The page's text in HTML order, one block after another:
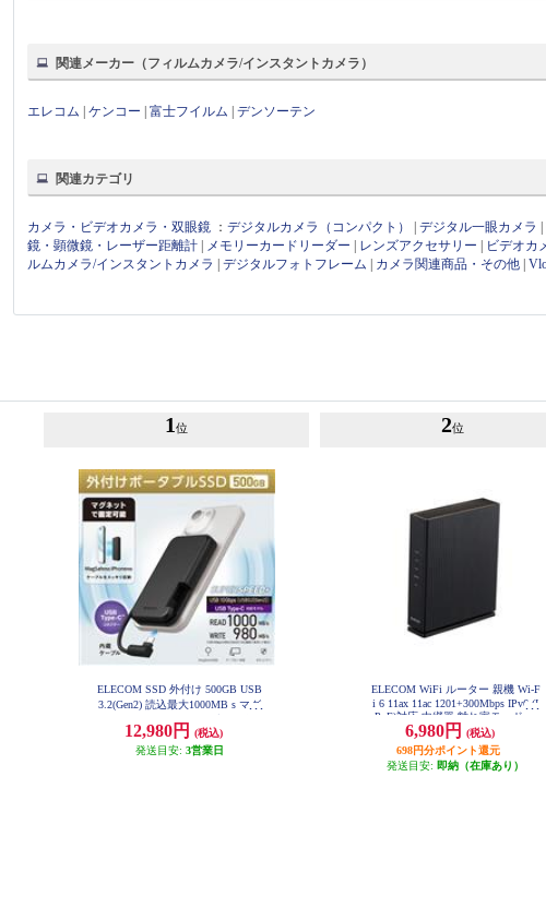
関連メーカー（フィルムカメラ/インスタントカメラ）
エレコム |ケンコー |富士フイルム |デンソーテン
関連カテゴリ
カメラ・ビデオカメラ・双眼鏡 ：デジタルカメラ（コンパクト） |デジタル一眼カメラ |
鏡・顕微鏡・レーザー距離計
メモリーカードリーダー レンズアクセサリー ビデオカ
ルムカメラ/インスタントカメラ
|デジタルフォトフレーム カメラ関連商品・その他 |
1 位
ELECOM SSD 外付け 500GB USB
3.2(Gen2) 読込最大1000MB s マグ
ポータブル ブラック ESD-EPB050
0GBK
12,980円
(税込)
発送目安: 3営業日
2位
ELECOM WiFi ルーター 親機 Wi-F
i 6 11ax 11ac 1201+300Mbps IPv6 (I
PoE)対応 中継器 離れ家モード ブ
ラック WRC-X1500GS2-B
6,980円
(税込)
698円分ポイント還元
発送目安: 即納（在庫あり）